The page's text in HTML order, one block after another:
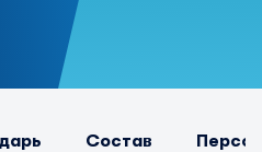
Состав